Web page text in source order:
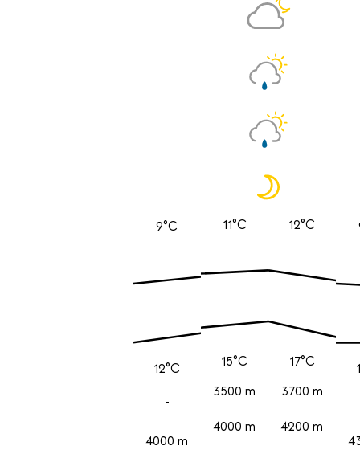
9°C
12°C
-
4000 m
11°C
15°C
3500 m
4000 m
12°C
17°C
3700 m
4200 m